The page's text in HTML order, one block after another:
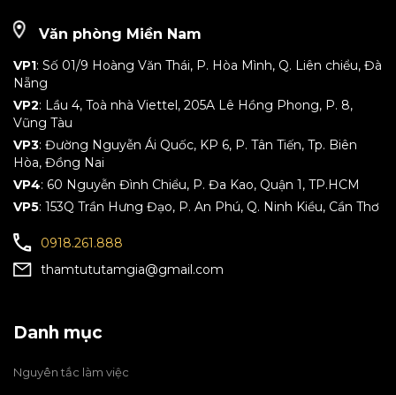
Văn phòng Miền Nam
VP1: Số 01/9 Hoàng Văn Thái, P. Hòa Mình, Q. Liên chiểu, Đà
Nẵng
VP2: Lầu 4, Toà nhà Viettel, 205A Lê Hồng Phong, P. 8,
Vũng Tàu
VP3: Đường Nguyễn Ái Quốc, KP 6, P. Tân Tiến, Tp. Biên
Hòa, Đồng Nai
VP4: 60 Nguyễn Đình Chiểu, P. Đa Kao, Quận 1, TP.HCM
VP5: 153Q Trần Hưng Đạo, P. An Phú, Q. Ninh Kiều, Cần Thơ
0918.261.888
thamtututamgia@gmail.com
Danh mục
Nguyên tắc làm việc